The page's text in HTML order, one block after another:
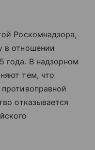
Роскомнадзора,
в отношении
года. В надзорном
тем, что
отказывается